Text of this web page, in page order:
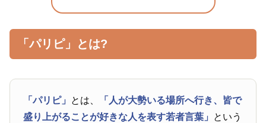
「パリピ」とは?
「パリピ」 とは、
「人が大勢いる場所へ行き、皆で
盛り上がることが好きな人を表す若者言葉」 という